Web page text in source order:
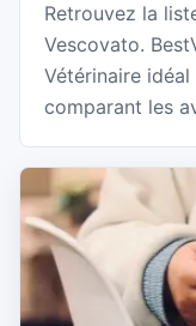
Retrouvez la
Vescovato.
Vétérinaire
comparant les